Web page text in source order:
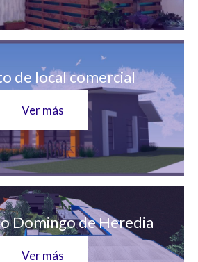
de local comercial
Ver más
Domingo de Heredia
Ver más